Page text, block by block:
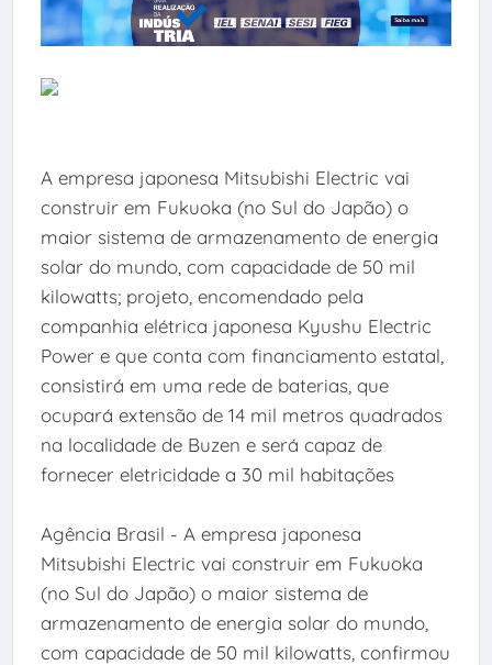
A empresa japonesa Mitsubishi Electric vai
construir em Fukuoka (no Sul do Japão) o
maior sistema de armazenamento de energia
solar do mundo, com capacidade de 50 mil
kilowatts; projeto, encomendado pela
companhia elétrica japonesa Kyushu Electric
Power e que conta com financiamento estatal,
consistirá em uma rede de baterias, que
ocupará extensão de 14 mil metros quadrados
na localidade de Buzen e será capaz de
fornecer eletricidade a 30 mil habitações
Agência Brasil - A empresa japonesa
Mitsubishi Electric vai construir em Fukuoka
(no Sul do Japão) o maior sistema de
armazenamento de energia solar do mundo,
com capacidade de 50 mil kilowatts, confirmou